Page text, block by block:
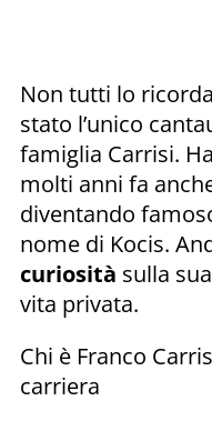
Non tutti lo
stato l’unico
famiglia Carrisi.
molti anni fa
diventando
nome di Kocis.
curiosità sulla
vita privata.
Chi è Franco
carriera